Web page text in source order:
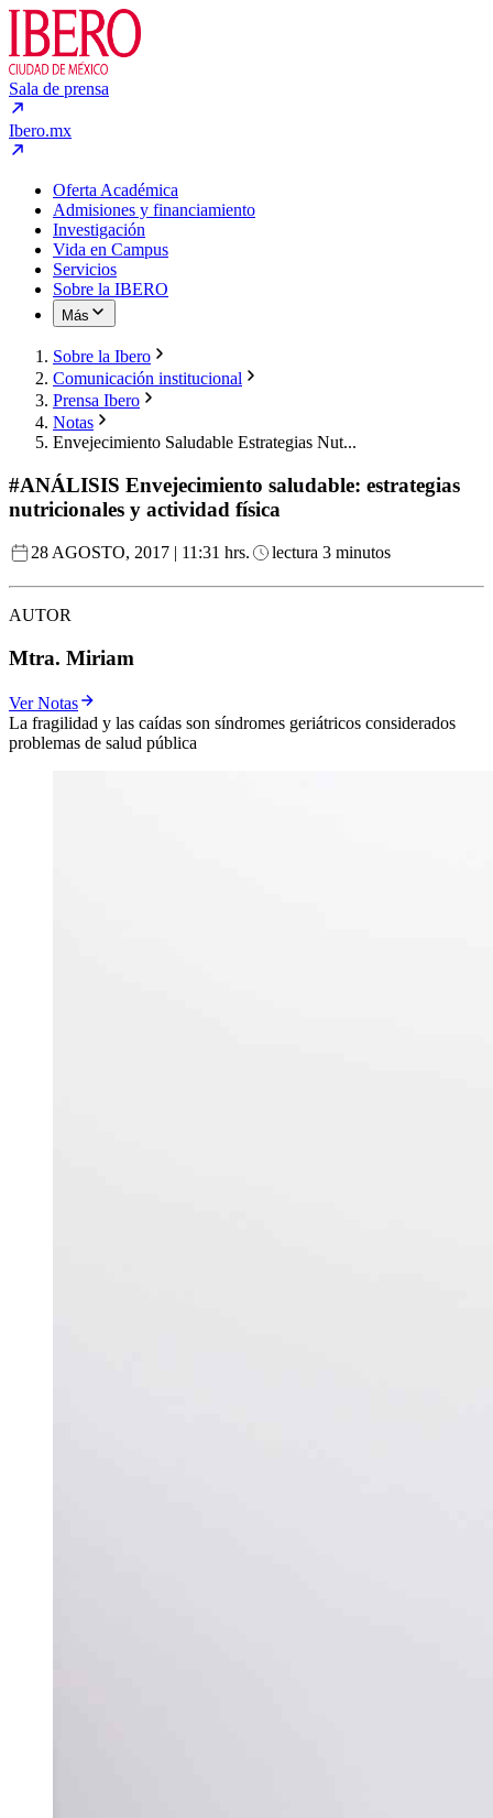
Sala de prensa
Ibero.mx
Oferta Académica
Admisiones y financiamiento
Investigación
Vida en Campus
Servicios
Sobre la IBERO
Más
Sobre la Ibero
Comunicación institucional
Prensa Ibero
Notas
Envejecimiento Saludable Estrategias Nut...
#ANÁLISIS Envejecimiento saludable: estrategias
nutricionales y actividad física
28 AGOSTO, 2017 | 11:31 hrs. lectura 3 minutos
AUTOR
Mtra. Miriam
Ver Notas
La fragilidad y las caídas son síndromes geriátricos considerados
problemas de salud pública